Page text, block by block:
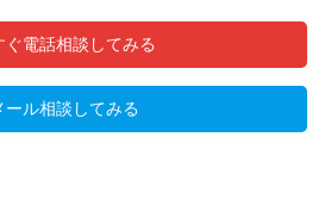
ぐ電話相談してみる
ール相談してみる